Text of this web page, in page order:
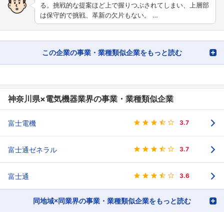
る。挑戦的な提案ほど上で握りつぶされてしまい、上層部
は保守的で挑戦、革新の欠片もない。 …
この企業の事業・業種類似企業をもっと読む
神奈川県×電気機器業界の事業・業種類似企業
富士電機 3.7
富士通ゼネラル 3.7
富士通 3.6
同地域×同業界の事業・業種類似企業をもっと読む